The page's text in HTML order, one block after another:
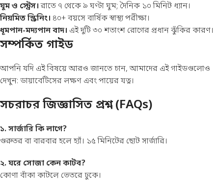
ঘুম ও স্ট্রেস।রাতে ৭ থেকে ৯ ঘণ্টা ঘুম; দৈনিক ১০ মিনিট ধ্যান।
নিয়মিত স্ক্রিনিং। ৪০+ বয়সে বার্ষিক স্বাস্থ্য পরীক্ষা।
ধূমপান-মদ্যপান বাদ। এই দুটি ৩০ শতাংশ রোগের প্রধান ঝুঁকির কারণ।
সম্পর্কিত গাইড
আপনি যদি এই বিষয়ে আরও জানতে চান, আমাদের এই গাইডগুলোও
দেখুন: ডায়াবেটিসের লক্ষণ এবংপায়ের যত্ন।
সচরাচর জিজ্ঞাসিত প্রশ্ন (FAQs)
১. সার্জারি কি লাগে?
গুরুতর বা বারবার হলে হ্যাঁ। ১৫ মিনিটের ছোট সার্জারি।
২. ঘরে সোজা কেন কাটব?
কোণা বাঁকা কাটলে ভেতরে ঢুকে।